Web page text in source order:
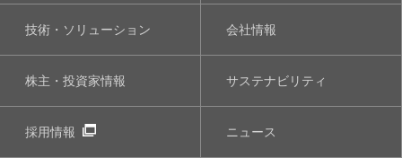
技術・ソリューション 会社情報
株主・投資家情報 サステナビリティ
採用情報 ニュース